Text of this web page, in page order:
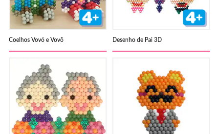
Coelhos Vovó e Vovô Desenho de Pai 3D